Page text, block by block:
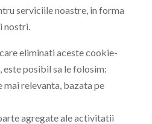
serviciile noastre, in forma
nostri.
eliminati aceste cookie-
posibil sa le folosim:
relevanta, bazata pe
agregate ale activitatii